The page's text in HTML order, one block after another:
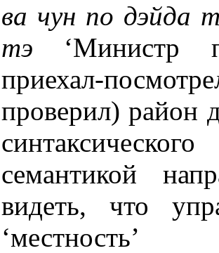
ва чун по дэйда
тэ ‘Министр
приехал-
проверил) район
семантикой
видеть, что
‘местность’